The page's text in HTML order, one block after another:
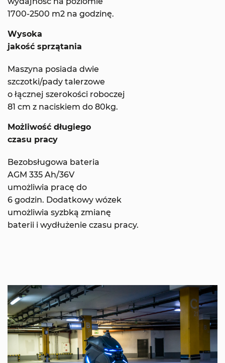
1700-2500 m2 na godzinę.
Wysoka
jakość sprzątania
Maszyna posiada dwie
szczotki/pady talerzowe
o łącznej szerokości roboczej
81 cm z naciskiem do 80kg.
Możliwość długiego
czasu pracy
Bezobsługowa bateria
AGM 335 Ah/36V
umożliwia pracę do
6 godzin. Dodatkowy wózek
umożliwia syzbką zmianę
baterii i wydłużenie czasu pracy.